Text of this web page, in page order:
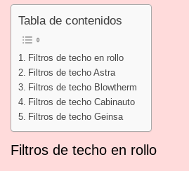
Tabla de contenidos
Filtros de techo en rollo
Filtros de techo Astra
Filtros de techo Blowtherm
Filtros de techo Cabinauto
Filtros de techo Geinsa
Filtros de techo en rollo